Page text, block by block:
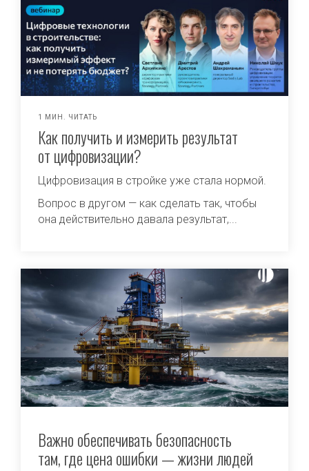
1 МИН. ЧИТАТЬ
Как получить и измерить результат
от цифровизации?
Цифровизация в стройке уже стала нормой.
Вопрос в другом — как сделать так, чтобы
она действительно давала результат,...
Важно обеспечивать безопасность
там, где цена ошибки — жизни людей